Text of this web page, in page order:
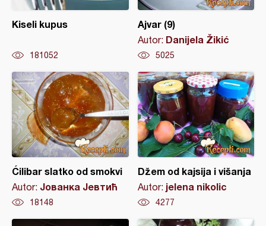
Kiseli kupus
181052
Ajvar (9)
Autor: Danijela Žikić
5025
Ćilibar slatko od smokvi
Autor: Јованка Јевтић
18148
Džem od kajsija i višanja
Autor: jelena nikolic
4277